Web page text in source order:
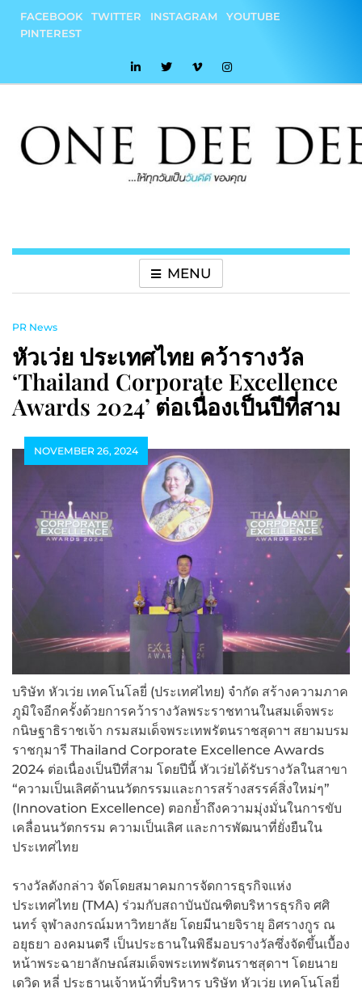
content
FACEBOOK TWITTER INSTAGRAM
YOUTUBE
PINTEREST
MENU
PR News
หัวเว่ย ประเทศไทย คว้ารางวัล
‘Thailand Corporate Excellence
Awards 2024’ ต่อเนื่องเป็นปีที่สาม
NOVEMBER 26, 2024
บริษัท หัวเว่ย เทคโนโลยี่ (ประเทศไทย) จำกัด สร้างความภาค
ภูมิใจอีกครั้งด้วยการคว้ารางวัลพระราชทานในสมเด็จพระ
กนิษฐาธิราชเจ้า กรมสมเด็จพระเทพรัตนราชสุดาฯ สยามบรม
ราชกุมารี Thailand Corporate Excellence Awards
2024 ต่อเนื่องเป็นปีที่สาม โดยปีนี้ หัวเว่ยได้รับรางวัลในสาขา
“ความเป็นเลิศด้านนวัตกรรมและการสร้างสรรค์สิ่งใหม่ๆ”
(Innovation Excellence) ตอกย้ำถึงความมุ่งมั่นในการขับ
เคลื่อนนวัตกรรม ความเป็นเลิศ และการพัฒนาที่ยั่งยืนใน
ประเทศไทย
รางวัลดังกล่าว จัดโดยสมาคมการจัดการธุรกิจแห่ง
ประเทศไทย (TMA) ร่วมกับสถาบันบัณฑิตบริหารธุรกิจ ศศิ
นทร์ จุฬาลงกรณ์มหาวิทยาลัย โดยมีนายจิรายุ อิศรางกูร ณ
อยุธยา องคมนตรี เป็นประธานในพิธีมอบรางวัลซึ่งจัดขึ้นเบื้อง
หน้าพระฉายาลักษณ์สมเด็จพระเทพรัตนราชสุดาฯ โดยนาย
เดวิด หลี่ ประธานเจ้าหน้าที่บริหาร บริษัท หัวเว่ย เทคโนโลยี่